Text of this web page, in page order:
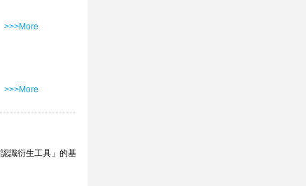
>>>More
>>>More
識衍生工具」的基